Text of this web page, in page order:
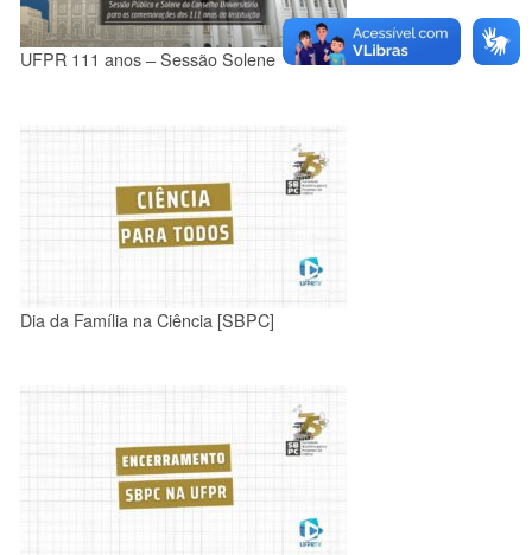
UFPR 111 anos – Sessão Solene
Dia da Família na Ciência [SBPC]